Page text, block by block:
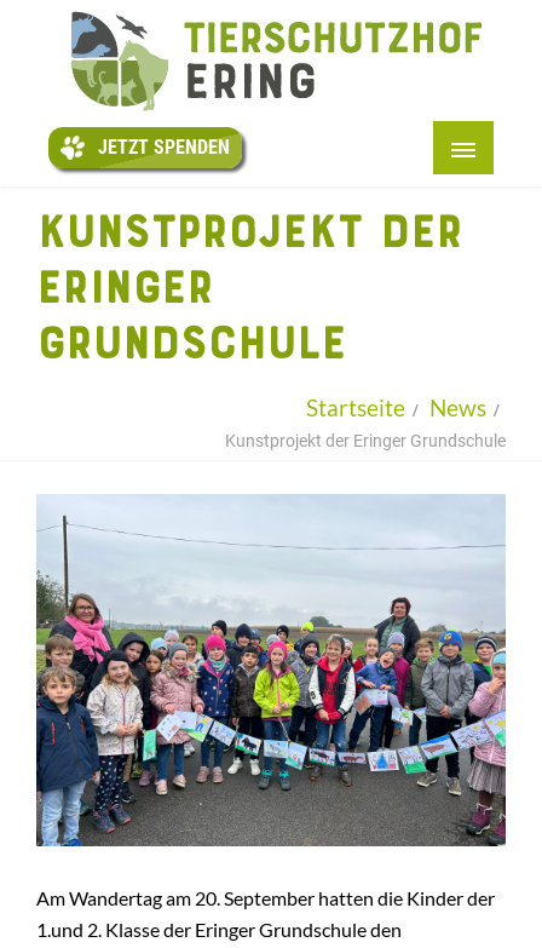
SPENDEN
JETZT SPENDEN
ÜBER UNS
PATENTIERE
HELFEN
KONTAKT
BMT
KUNSTPROJEKT DER
ERINGER
GRUNDSCHULE
Startseite News
Kunstprojekt der Eringer Grundschule
Am Wandertag am 20. September hatten die Kinder der
1.und 2. Klasse der Eringer Grundschule den